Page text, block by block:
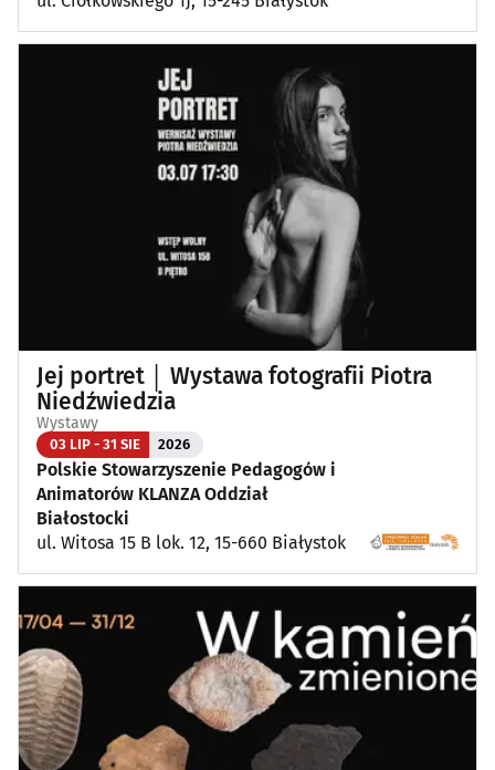
Jej portret │ Wystawa fotografii Piotra
Niedźwiedzia
Wystawy
03 LIP - 31 SIE 2026
Polskie Stowarzyszenie Pedagogów i
Animatorów KLANZA Oddział
Białostocki
ul. Witosa 15 B lok. 12, 15-660 Białystok